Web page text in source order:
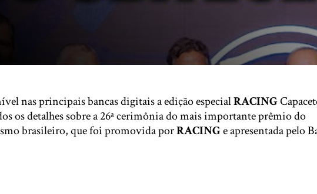
nas principais bancas digitais a edição especialRACING
os detalhes sobre a 26ª cerimônia do mais importante prêmio do
brasileiro, que foi promovida porRACINGe apresentada pelo